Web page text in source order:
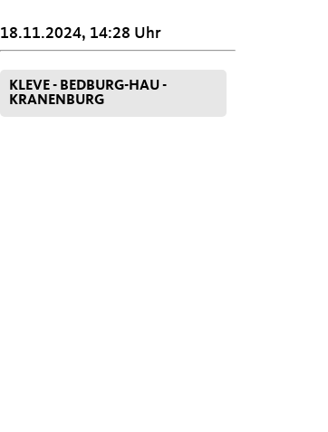
18.11.2024, 14:28 Uhr
KLEVE - BEDBURG-HAU -
KRANENBURG